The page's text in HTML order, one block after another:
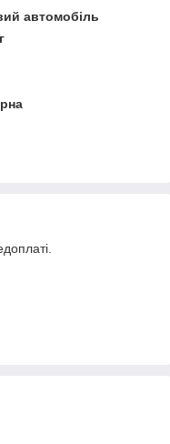
автомобіль